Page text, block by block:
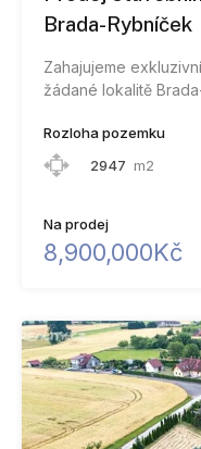
Brada-Rybníček
Zahajujeme
žádané lokalitě
Rozloha pozemku
2947 m2
Na prodej
8,900,000Kč